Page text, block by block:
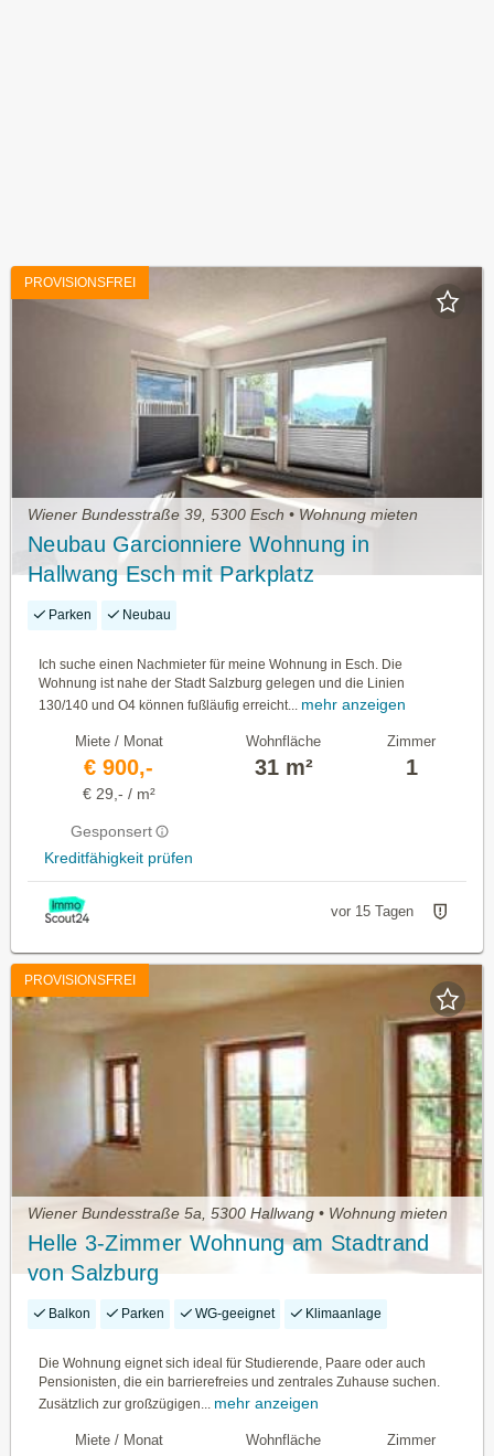
PROVISIONSFREI
Wiener Bundesstraße 39, 5300 Esch • Wohnung mieten
Neubau Garcionniere Wohnung in
Hallwang Esch mit Parkplatz
Parken Neubau
Ich suche einen Nachmieter für meine Wohnung in Esch. Die
Wohnung ist nahe der Stadt Salzburg gelegen und die Linien
130/140 und O4 können fußläufig erreicht... mehr anzeigen
Miete / Monat
€ 900,-
€ 29,- / m²
Gesponsert
Kreditfähigkeit prüfen
Wohnfläche
31 m²
Zimmer
1
vor 15 Tagen
PROVISIONSFREI
Wiener Bundesstraße 5a, 5300 Hallwang • Wohnung mieten
Helle 3-Zimmer Wohnung am Stadtrand
von Salzburg
Balkon Parken WG-geeignet Klimaanlage
Die Wohnung eignet sich ideal für Studierende, Paare oder auch
Pensionisten, die ein barrierefreies und zentrales Zuhause suchen.
Zusätzlich zur großzügigen...
mehr anzeigen
Miete / Monat Wohnfläche Zimmer